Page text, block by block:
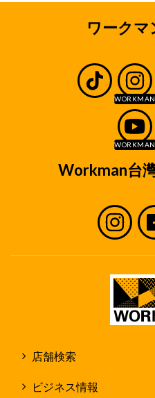
ワークマ
Workman台
店舗検索
ビジネス情報